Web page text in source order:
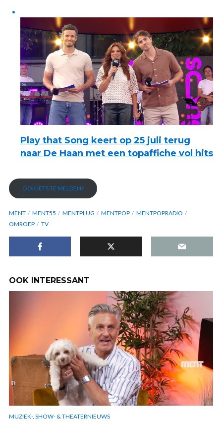
Play that Song keert op 25 juli terug
naar De Haan met een topaffiche vol hits
OOK IETS TE MELDEN?
MENT MENT55 MENTPLUG MENTPOP
MENTPOPRADIO
OMROEP
TV
OOK INTERESSANT
MUZIEK-, SHOW- & THEATERNIEUWS